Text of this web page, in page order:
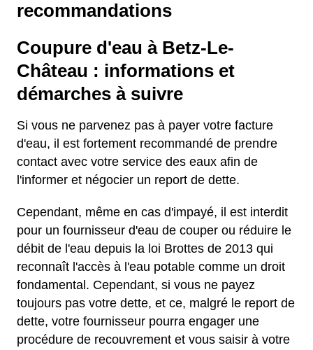
recommandations
Coupure d'eau à Betz-Le-
Château : informations et
démarches à suivre
Si vous ne parvenez pas à payer votre facture
d'eau, il est fortement recommandé de prendre
contact avec votre service des eaux afin de
l'informer et négocier un report de dette.
Cependant, même en cas d'impayé, il est interdit
pour un fournisseur d'eau de couper ou réduire le
débit de l'eau depuis la loi Brottes de 2013 qui
reconnaît l'accès à l'eau potable comme un droit
fondamental. Cependant, si vous ne payez
toujours pas votre dette, et ce, malgré le report de
dette, votre fournisseur pourra engager une
procédure de recouvrement et vous saisir à votre